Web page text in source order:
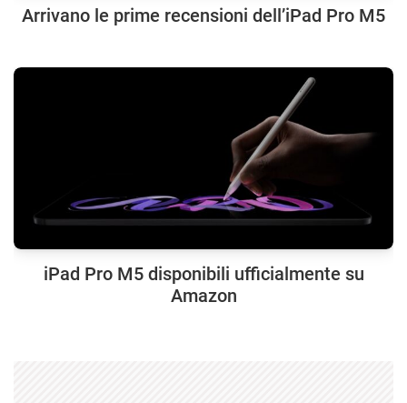
Arrivano le prime recensioni dell’iPad Pro M5
iPad Pro M5 disponibili ufficialmente su
Amazon